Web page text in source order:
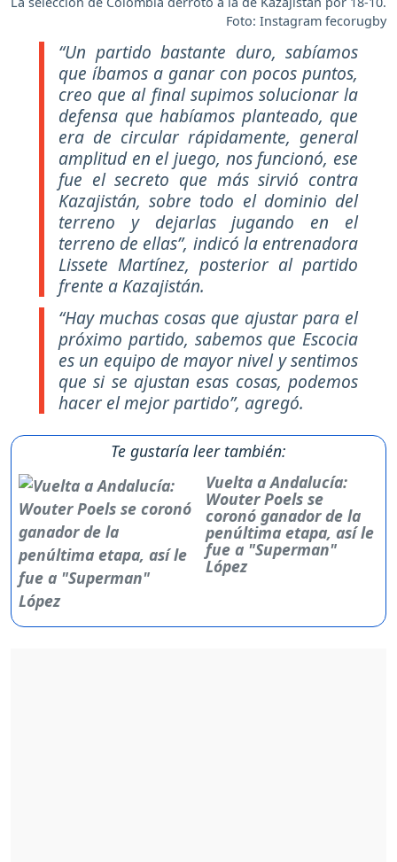
Foto: Instagram fecorugby
“Un partido bastante duro, sabíamos
que íbamos a ganar con pocos puntos,
creo que al final supimos solucionar la
defensa que habíamos planteado, que
era de circular rápidamente, general
amplitud en el juego, nos funcionó, ese
fue el secreto que más sirvió contra
Kazajistán, sobre todo el dominio del
terreno y dejarlas jugando en el
terreno de ellas”, indicó la entrenadora
Lissete Martínez, posterior al partido
frente a Kazajistán.
“Hay muchas cosas que ajustar para el
próximo partido, sabemos que Escocia
es un equipo de mayor nivel y sentimos
que si se ajustan esas cosas, podemos
hacer el mejor partido”, agregó.
Te gustaría leer también:
Vuelta a Andalucía:
Wouter Poels se
coronó ganador de la
penúltima etapa, así le
fue a "Superman"
López